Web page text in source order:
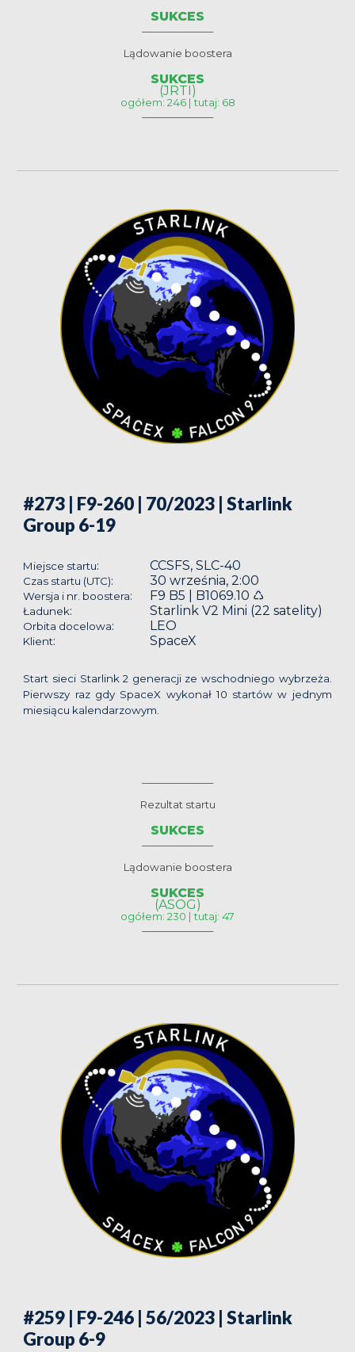
SUKCES
Lądowanie boostera
SUKCES
(JRTI)
ogółem: 246 | tutaj: 68
#273 | F9-260 | 70/2023 | Starlink
Group 6-19
Miejsce startu: CCSFS, SLC-40
Czas startu (UTC): 30 września, 2:00
Wersja i nr. boostera: F9 B5 | B1069.10 ♺
Ładunek: Starlink V2 Mini (22 satelity)
Orbita docelowa: LEO
Klient: SpaceX
Start sieci Starlink 2 generacji ze wschodniego wybrzeża.
Pierwszy raz gdy SpaceX wykonał 10 startów w jednym
miesiącu kalendarzowym.
Rezultat startu
SUKCES
Lądowanie boostera
SUKCES
(ASOG)
ogółem: 230 | tutaj: 47
#259 | F9-246 | 56/2023 | Starlink
Group 6-9